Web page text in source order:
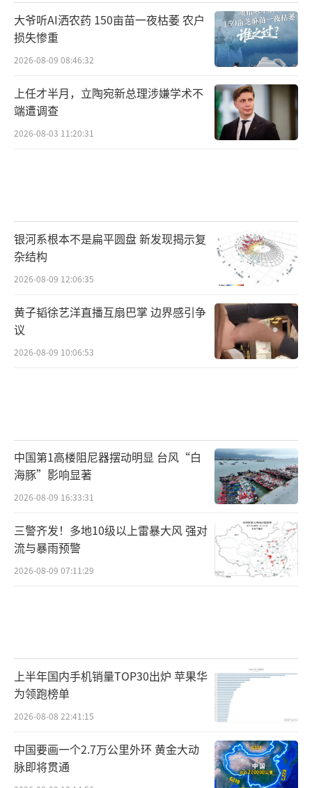
大爷听AI洒农药 150亩苗一夜枯萎 农户
损失惨重
2026-08-09 08:46:32
上任才半月，立陶宛新总理涉嫌学术不
端遭调查
2026-08-03 11:20:31
银河系根本不是扁平圆盘 新发现揭示复
杂结构
2026-08-09 12:06:35
黄子韬徐艺洋直播互扇巴掌 边界感引争
议
2026-08-09 10:06:53
中国第1高楼阻尼器摆动明显 台风“白
海豚”影响显著
2026-08-09 16:33:31
三警齐发！多地10级以上雷暴大风 强对
流与暴雨预警
2026-08-09 07:11:29
上半年国内手机销量TOP30出炉 苹果华
为领跑榜单
2026-08-08 22:41:15
中国要画一个2.7万公里外环 黄金大动
脉即将贯通